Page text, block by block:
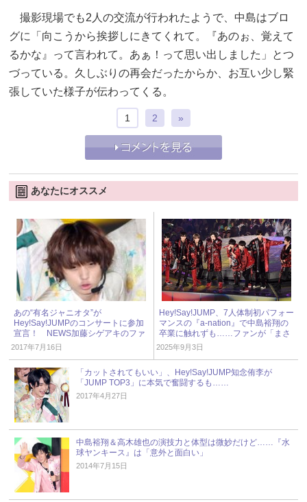
撮影現場でも2人の交流が行われたようで、中島はブロ
グに「向こうから挨拶しにきてくれて。『あのぉ、覚えて
るかな』って言われて。あぁ！って思い出しました」とつ
づっている。久しぶりの再会だったからか、お互い少し緊
張していた様子が伝わってくる。
1 2 »
あなたにオススメ
あの“有名ジャニオタ”が
Hey!Say!JUMPのコンサートに参加
宣言！ NEWS加藤シゲアキのファ
ンを公言している、その人物とは？
2017年7月16日
Hey!Say!JUMP、7人体制初パフォー
マンスの『a-nation』で中島裕翔の
卒業に触れずも……ファンが「まさ
か」と驚いた披露曲とは？ « ジャニ
ーズ研究会
2025年9月3日
「カットされてもいい」、Hey!Say!JUMP知念侑李が
「JUMP TOP3」に本気で奮闘するも……
2017年4月27日
中島裕翔＆高木雄也の演技力と体型は微妙だけど……『水
球ヤンキース』は「意外と面白い」
2014年7月15日